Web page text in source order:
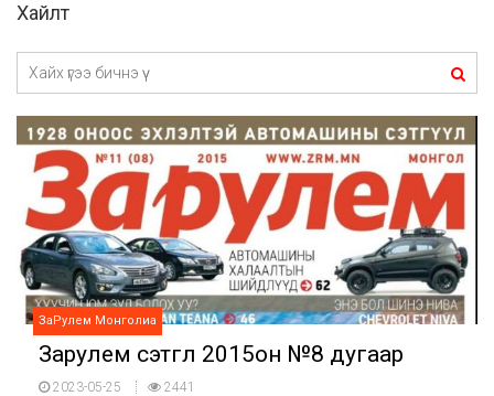
Хайлт
ЗаРулем Монголиа
Зарулем сэтгүүл 2015он №8 дугаар
2023-05-25 2441